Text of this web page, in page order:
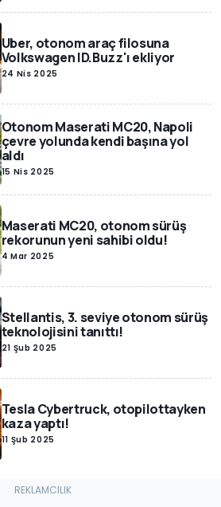
Uber, otonom araç filosuna
Volkswagen ID.Buzz'ı ekliyor
24 Nis 2025
Otonom Maserati MC20, Napoli
çevre yolunda kendi başına yol
aldı
15 Nis 2025
Maserati MC20, otonom sürüş
rekorunun yeni sahibi oldu!
4 Mar 2025
Stellantis, 3. seviye otonom sürüş
teknolojisini tanıttı!
21 Şub 2025
Tesla Cybertruck, otopilottayken
kaza yaptı!
11 Şub 2025